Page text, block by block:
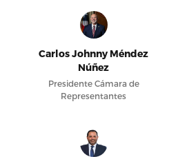
Carlos Johnny Méndez
Núñez
Presidente Cámara de
Representantes